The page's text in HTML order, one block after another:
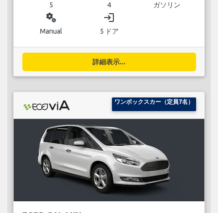
5 4 ガソリン
miscellaneous_services
Manual
login
5 ドア
詳細表示...
ワンボックスカー（定員7名）